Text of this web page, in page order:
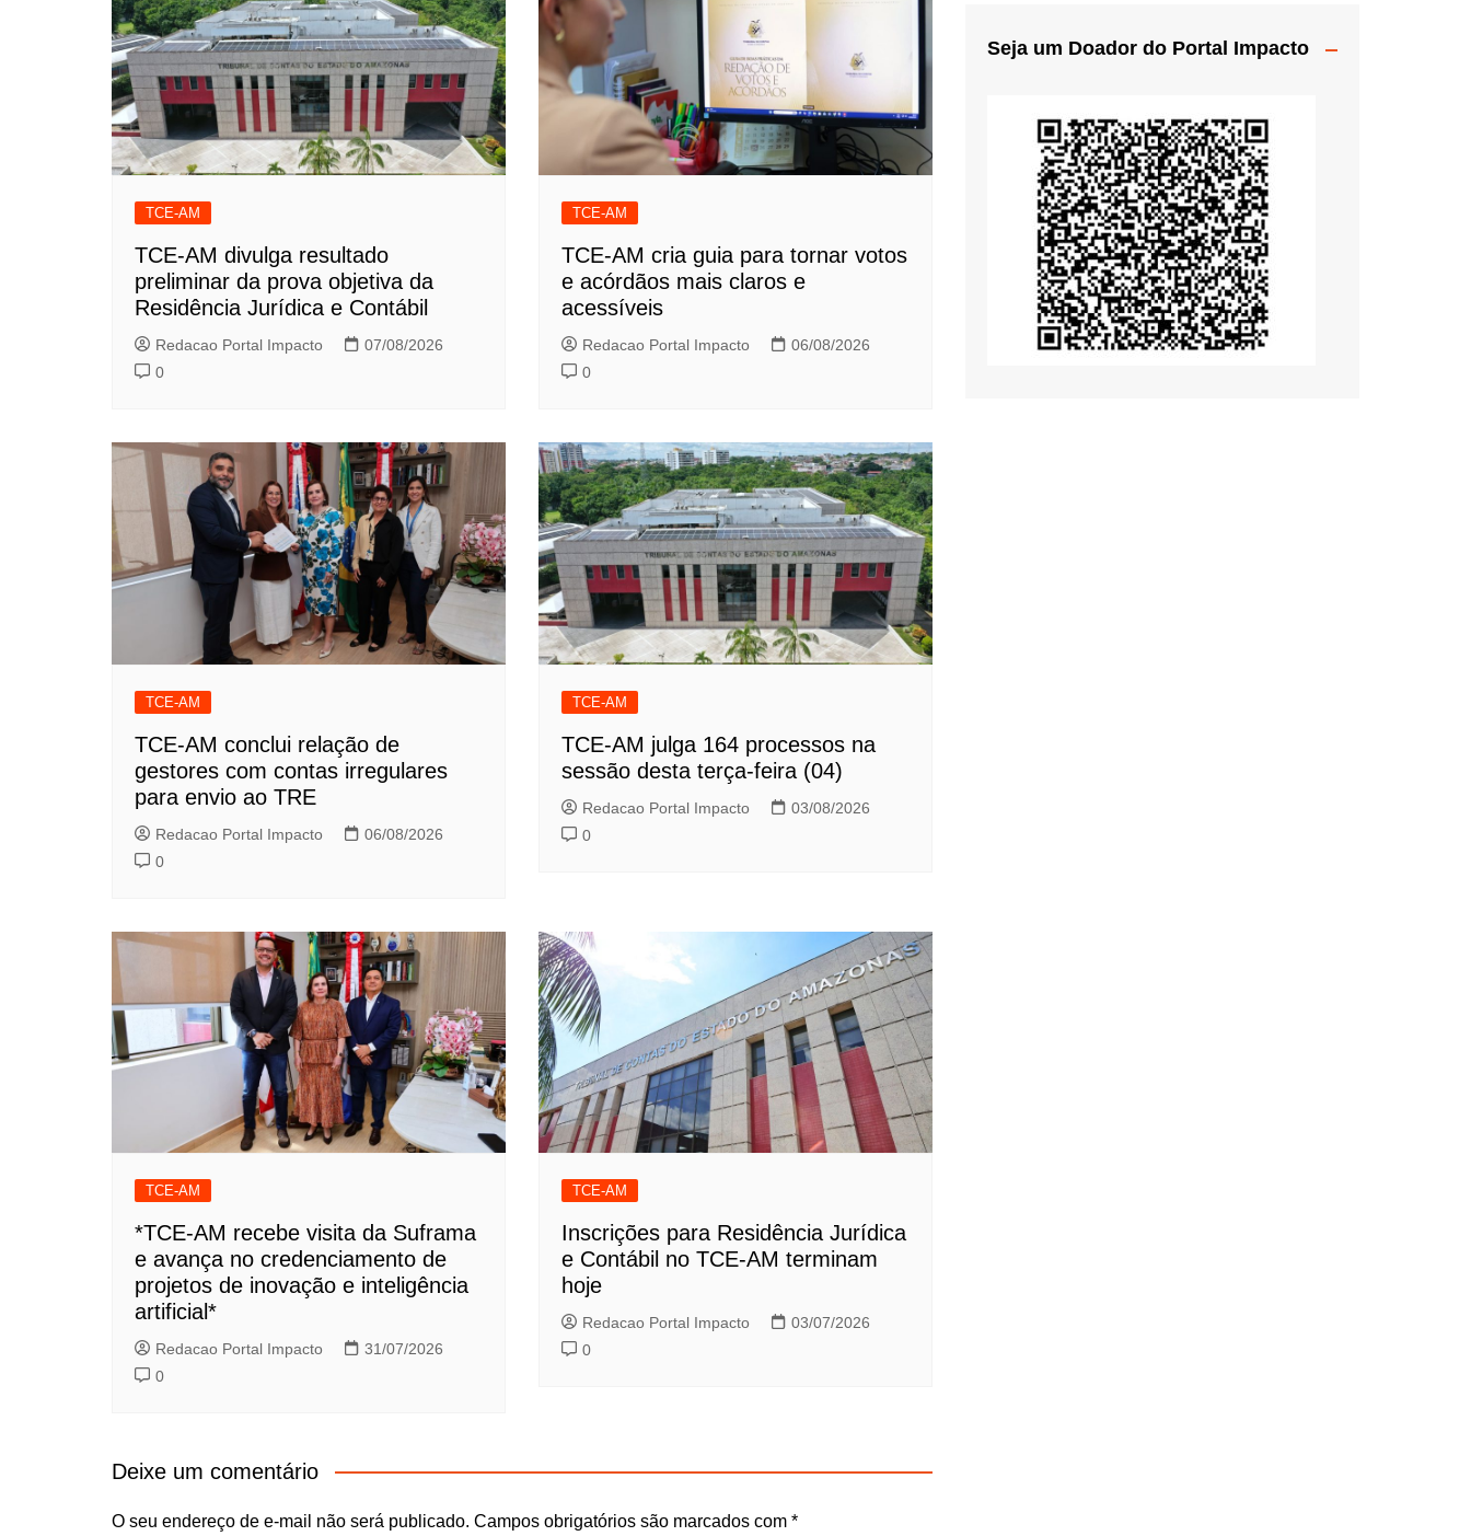
TCE-AM
TCE-AM divulga resultado
preliminar da prova objetiva da
Residência Jurídica e Contábil
Redacao Portal Impacto
07/08/2026
0
TCE-AM
TCE-AM cria guia para tornar votos
e acórdãos mais claros e
acessíveis
Redacao Portal Impacto
06/08/2026
0
TCE-AM
TCE-AM conclui relação de
gestores com contas irregulares
para envio ao TRE
Redacao Portal Impacto
06/08/2026
0
TCE-AM
TCE-AM julga 164 processos na
sessão desta terça-feira (04)
Redacao Portal Impacto
03/08/2026
0
TCE-AM
*TCE-AM recebe visita da Suframa
e avança no credenciamento de
projetos de inovação e inteligência
artificial*
Redacao Portal Impacto
31/07/2026
0
TCE-AM
Inscrições para Residência Jurídica
e Contábil no TCE-AM terminam
hoje
Redacao Portal Impacto
03/07/2026
0
Deixe um comentário
O seu endereço de e-mail não será publicado. Campos obrigatórios são marcados com *
Seja um Doador do Portal Impacto